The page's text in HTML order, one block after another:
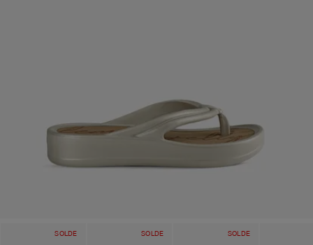
SOLDE SOLDE SOLDE